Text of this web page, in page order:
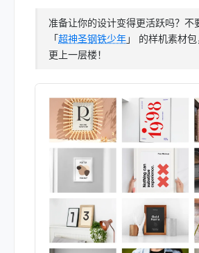
准备让你的设计变得更活跃吗？不
「超神圣钢铁少年」 的样机素材
更上一层楼！